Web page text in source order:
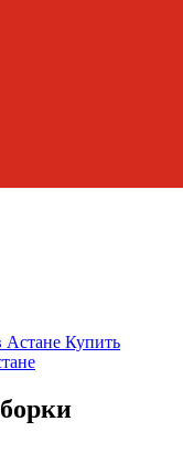
Астане Купить